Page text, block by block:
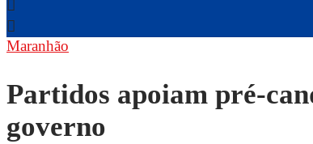
Maranhão
Partidos apoiam pré-
governo